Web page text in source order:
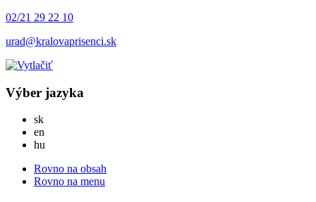
02/21 29 22 10
urad@kralovaprisenci.sk
Výber jazyka
skSlovensky
en
hu
Rovno na obsah
Rovno na menu